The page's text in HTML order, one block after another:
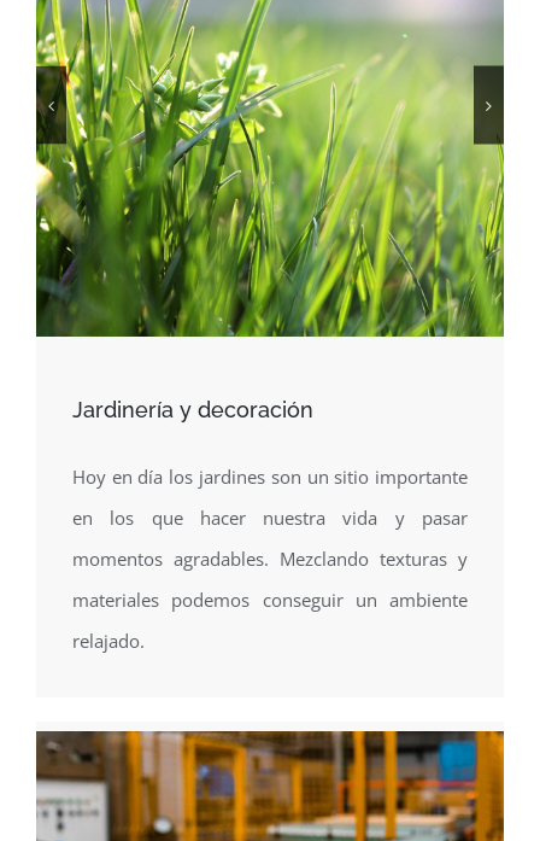
Jardinería y decoración
Hoy en día los jardines son un sitio importante
en los que hacer nuestra vida y pasar
momentos agradables. Mezclando texturas y
materiales podemos conseguir un ambiente
relajado.